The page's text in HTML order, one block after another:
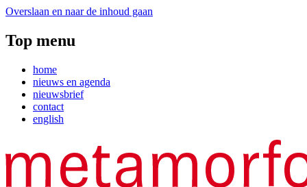
Overslaan en naar de inhoud gaan
Top menu
home
nieuws en agenda
nieuwsbrief
contact
english